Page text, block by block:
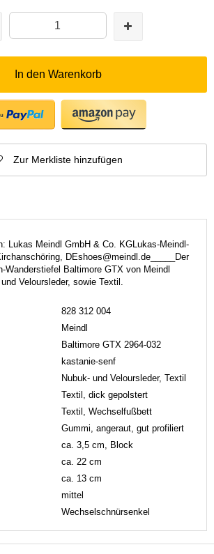
In den Warenkorb
Zur Merkliste hinzufügen
Lukas Meindl GmbH & Co. KGLukas-Meindl-
DEshoes@meindl.de_____Der
Wanderstiefel Baltimore GTX von Meindl
Veloursleder, sowie Textil.
828 312 004
Meindl
Baltimore GTX 2964-032
kastanie-senf
Nubuk- und Veloursleder, Textil
Textil, dick gepolstert
Textil, Wechselfußbett
Gummi, angeraut, gut profiliert
ca. 3,5 cm, Block
ca. 22 cm
ca. 13 cm
mittel
Wechselschnürsenkel